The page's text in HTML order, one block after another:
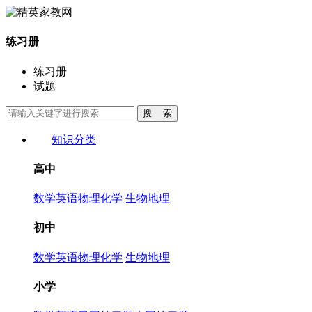
练习册
练习册
试题
知识分类
高中
数学英语物理化学 生物地理
初中
数学英语物理化学 生物地理
小学